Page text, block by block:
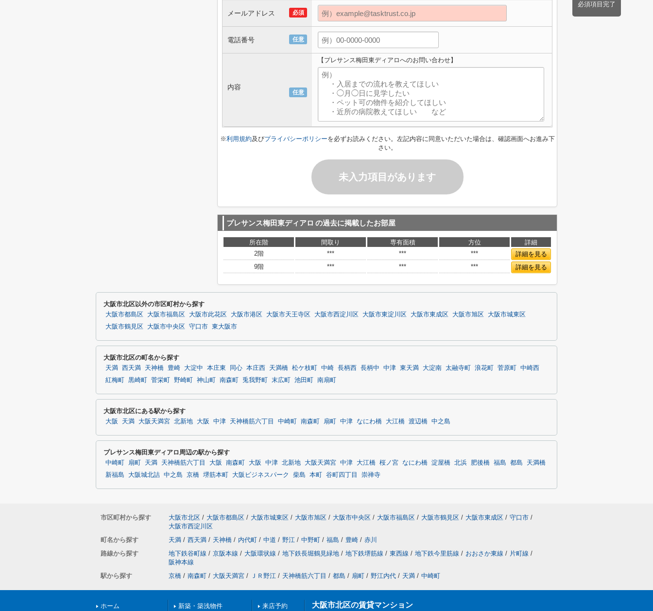
必須項目完了
必須
メールアドレス
任意
電話番号
任意
内容
【プレサンス梅田東ディアロへのお問い合わせ】
※利用規約及びプライバシーポリシーを必ずお読みください。左記内容に同意いただいた場合は、確認画面へお進み下
さい。
未入力項目があります
プレサンス梅田東ディアロ の過去に掲載したお部屋
所在階 間取り 専有面積 方位
詳細
2階
*** *** ***
詳細を見る
9階
*** *** *** 詳細を見る
大阪市北区以外の市区町村から探す
大阪市都島区 大阪市福島区 大阪市此花区 大阪市港区 大阪市天王寺区 大阪市西淀川区 大阪市東淀川区 大阪市東成区 大阪市旭区
大阪市城東区
大阪市鶴見区
大阪市中央区 守口市 東大阪市
大阪市北区の町名から探す
天満 西天満 天神橋 豊崎 大淀中 本庄東 同心 本庄西 天満橋 松ケ枝町 中崎 長柄西 長柄中 中津 東天満 大淀南 太融寺町 浪花町 菅原町
中崎西
紅梅町
黒崎町 菅栄町 野崎町 神山町 南森町 兎我野町 末広町 池田町 南扇町
大阪市北区にある駅から探す
大阪 天満 大阪天満宮 北新地 大阪 中津 天神橋筋六丁目 中崎町 南森町 扇町 中津 なにわ橋 大江橋 渡辺橋 中之島
プレサンス梅田東ディアロ周辺の駅から探す
中崎町 扇町 天満 天神橋筋六丁目 大阪 南森町 大阪 中津 北新地 大阪天満宮 中津 大江橋 桜ノ宮 なにわ橋 淀屋橋 北浜 肥後橋 福島 都島
天満橋
新福島
大阪城北詰 中之島 京橋 堺筋本町 大阪ビジネスパーク 柴島 本町 谷町四丁目 崇禅寺
市区町村から探す 大阪市北区 / 大阪市都島区 / 大阪市城東区 / 大阪市旭区 / 大阪市中央区 / 大阪市福島区 / 大阪市鶴見区 / 大阪市東成区 / 守口市 /
大阪市西淀川区
町名から探す
天満 / 西天満 / 天神橋 / 内代町 / 中道 / 野江 / 中野町 / 福島 / 豊崎 / 赤川
路線から探す
地下鉄谷町線 / 京阪本線 / 大阪環状線 / 地下鉄長堀鶴見緑地 / 地下鉄堺筋線 / 東西線 / 地下鉄今里筋線 / おおさか東線 / 片町線 /
阪神本線
駅から探す
京橋 / 南森町 / 大阪天満宮 / ＪＲ野江 / 天神橋筋六丁目 / 都島 / 扇町 / 野江内代 / 天満 / 中崎町
ホーム 新築・築浅物件 来店予約 大阪市北区の賃貸マンション